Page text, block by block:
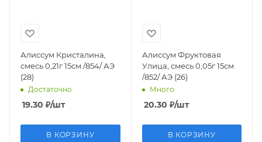
Алиссум Кристалина,
смесь 0,21г 15см /854/ АЭ
(28)
Достаточно
19.30 ₽/шт
В КОРЗИНУ
Алиссум Фруктовая
Улица, смесь 0,05г 15см
/852/ АЭ (26)
Много
20.30 ₽/шт
В КОРЗИНУ